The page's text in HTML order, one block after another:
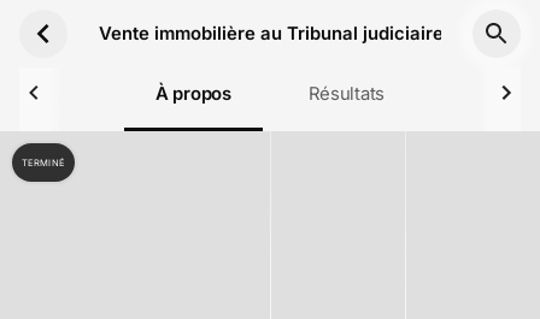
Vente immobilière au Tribunal judiciaire de
À propos Résultats
TERMINÉ